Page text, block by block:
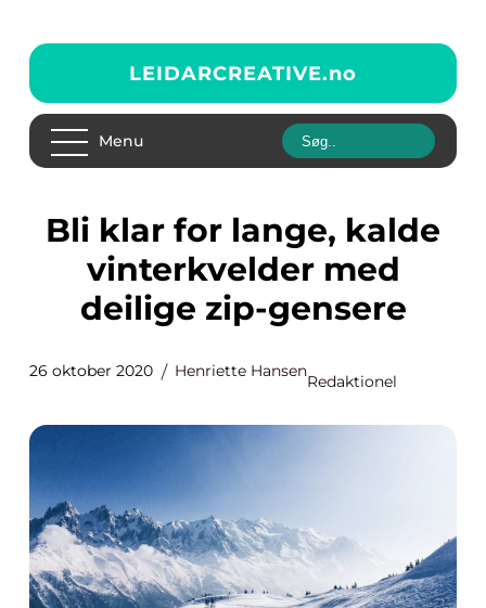
LEIDARCREATIVE.no
Menu
Bli klar for lange, kalde
vinterkvelder med
deilige zip-gensere
26 oktober 2020 Henriette Hansen
Redaktionel